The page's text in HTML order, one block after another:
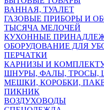
ВАННАЯ, ТУАЛЕТ
ГАЗОВЫЕ ПРИБОРЫ И
ТЫСЯЧА МЕЛОЧЕЙ
КУХОННЫЕ
ОБОРУДОВАНИЕ ДЛЯ
ПЕРЧАТКИ
КАРНИЗЫ И
ШНУРЫ, ФАЛЫ, ТРОСЫ,
МЕШКИ, КОРОБКИ,
ПИКНИК
ВОЗДУХОВОДЫ